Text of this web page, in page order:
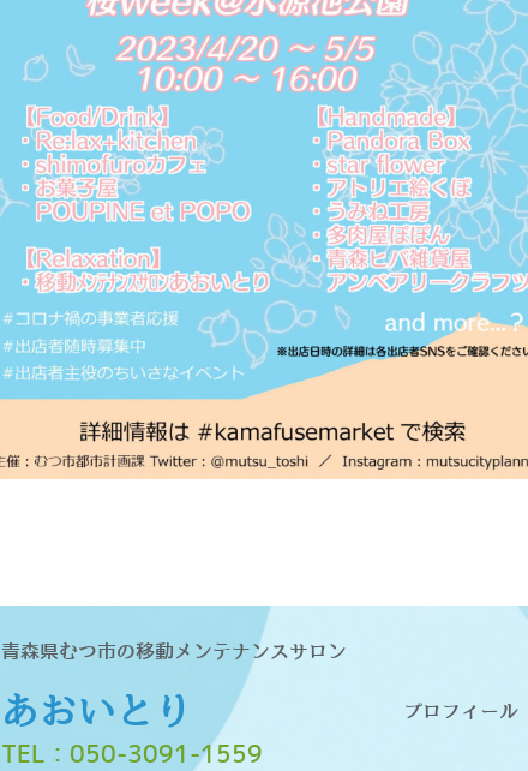
青森県むつ市の移動メンテナンスサロン
あおいとり
TEL： 050-3091-1559
プロフィール